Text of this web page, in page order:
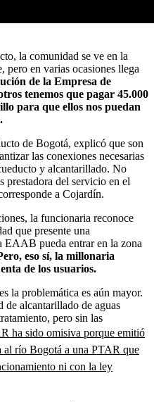
la comunidad se ve en la
pero en varias ocasiones llega
de la Empresa de
tenemos que pagar 45.000
para que ellos nos puedan
de Bogotá, explicó que son
las conexiones necesarias
y alcantarillado. No
prestadora del servicio en el
a Cojardín.
la funcionaria reconoce
que presente una
EAAB pueda entrar en la zona
eso sí, la millonaria
de los usuarios.
la problemática es aún mayor.
de alcantarillado de aguas
pero sin las
ha sido omisiva porque emitió
al río Bogotá a una PTAR que
ni con la ley